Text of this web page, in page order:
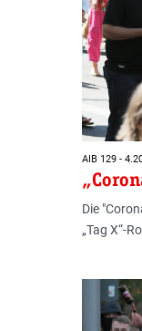
AIB 129 -
Die
„Tag X“-